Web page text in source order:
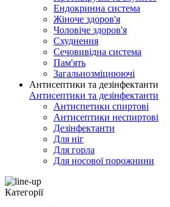
Ендокринна система
Жіноче здоров'я
Чоловіче здоров'я
Схуднення
Сечовивідна система
Пам'ять
Загальнозміцнюючі
Антисептики та дезінфектанти
Антисептики та дезінфектанти
Антиспетики спиртові
Антисептики неспиртові
Дезінфектанти
Для ніг
Для горла
Для носової порожнини
Категорії